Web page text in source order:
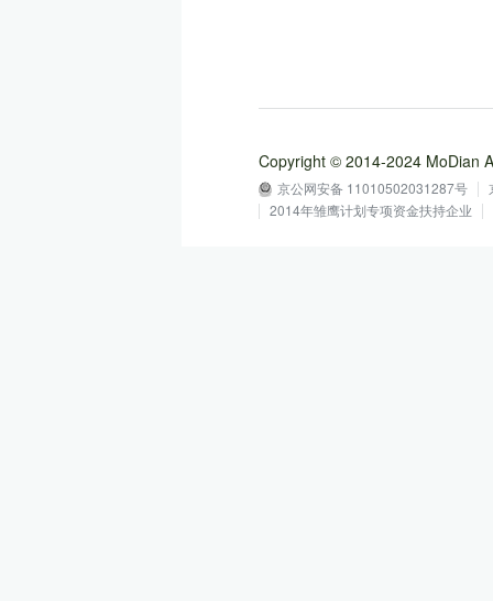
Copyright © 2014-2024 MoDian
京公网安备 11010502031287号
2014年雏鹰计划专项资金扶持企业